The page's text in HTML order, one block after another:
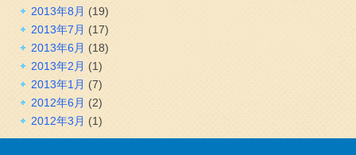
2013年8月 (19)
2013年7月 (17)
2013年6月 (18)
2013年2月 (1)
2013年1月 (7)
2012年6月 (2)
2012年3月 (1)